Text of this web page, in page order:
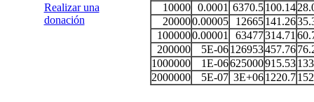
Realizar una
donación
10000
0.0001 6370.5 100.14
200000.00005 12665 141.26
1000000.00001 63477314.71
200000
5E-06 126953457.76
1000000
1E-06625000915.53
2000000
5E-07 3E+06 1220.7